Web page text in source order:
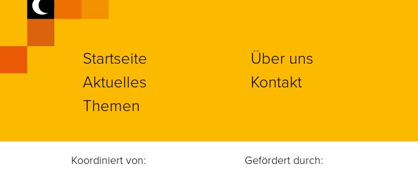
Startseite
Aktuelles
Themen
Über uns
Kontakt
Koordiniert von: Gefördert durch: